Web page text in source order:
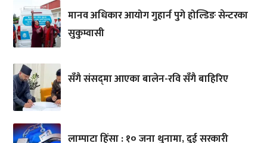
मानव अधिकार आयोग गुहार्न पुगे होल्डिङ सेन्टरका
सुकुम्वासी
सँगै संसद्‌मा आएका बालेन-रवि सँगै बाहिरिए
लाम्पाटा हिंसा : १० जना थुनामा, दुई सरकारी